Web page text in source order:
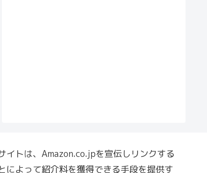
イトは、Amazon.co.jpを宣伝しリンクする
によって紹介料を獲得できる手段を提供す